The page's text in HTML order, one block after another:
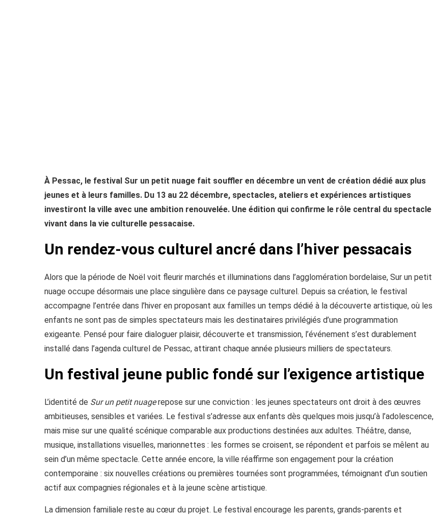
À Pessac, le festival Sur un petit nuage fait souffler en décembre un vent de création dédié aux plus
jeunes et à leurs familles. Du 13 au 22 décembre, spectacles, ateliers et expériences artistiques
investiront la ville avec une ambition renouvelée. Une édition qui confirme le rôle central du spectacle
vivant dans la vie culturelle pessacaise.
Un rendez-vous culturel ancré dans l’hiver pessacais
Alors que la période de Noël voit fleurir marchés et illuminations dans l’agglomération bordelaise, Sur un petit
nuage occupe désormais une place singulière dans ce paysage culturel. Depuis sa création, le festival
accompagne l’entrée dans l’hiver en proposant aux familles un temps dédié à la découverte artistique, où les
enfants ne sont pas de simples spectateurs mais les destinataires privilégiés d’une programmation
exigeante. Pensé pour faire dialoguer plaisir, découverte et transmission, l’événement s’est durablement
installé dans l’agenda culturel de Pessac, attirant chaque année plusieurs milliers de spectateurs.
Un festival jeune public fondé sur l’exigence artistique
L’identité de Sur un petit nuagerepose sur une conviction : les jeunes spectateurs ont droit à des œuvres
ambitieuses, sensibles et variées. Le festival s’adresse aux enfants dès quelques mois jusqu’à l’adolescence,
mais mise sur une qualité scénique comparable aux productions destinées aux adultes. Théâtre, danse,
musique, installations visuelles, marionnettes : les formes se croisent, se répondent et parfois se mêlent au
sein d’un même spectacle. Cette année encore, la ville réaffirme son engagement pour la création
contemporaine : six nouvelles créations ou premières tournées sont programmées, témoignant d’un soutien
actif aux compagnies régionales et à la jeune scène artistique.
La dimension familiale reste au cœur du projet. Le festival encourage les parents, grands-parents et